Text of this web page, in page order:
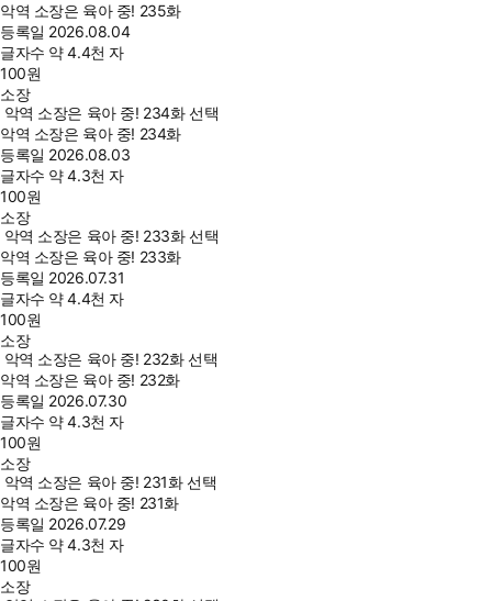
악역 소장은 육아 중! 235화
등록일 2026.08.04
글자수 약 4.4천 자
100원
소장
악역 소장은 육아 중! 234화 선택
악역 소장은 육아 중! 234화
등록일 2026.08.03
글자수 약 4.3천 자
100원
소장
악역 소장은 육아 중! 233화 선택
악역 소장은 육아 중! 233화
등록일 2026.07.31
글자수 약 4.4천 자
100원
소장
악역 소장은 육아 중! 232화 선택
악역 소장은 육아 중! 232화
등록일 2026.07.30
글자수 약 4.3천 자
100원
소장
악역 소장은 육아 중! 231화 선택
악역 소장은 육아 중! 231화
등록일 2026.07.29
글자수 약 4.3천 자
100원
소장